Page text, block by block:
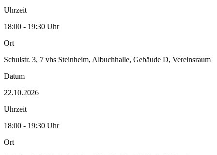
Uhrzeit
18:00 - 19:30 Uhr
Ort
Schulstr. 3, 7 vhs Steinheim, Albuchhalle, Gebäude D, Vereinsraum
Datum
22.10.2026
Uhrzeit
18:00 - 19:30 Uhr
Ort